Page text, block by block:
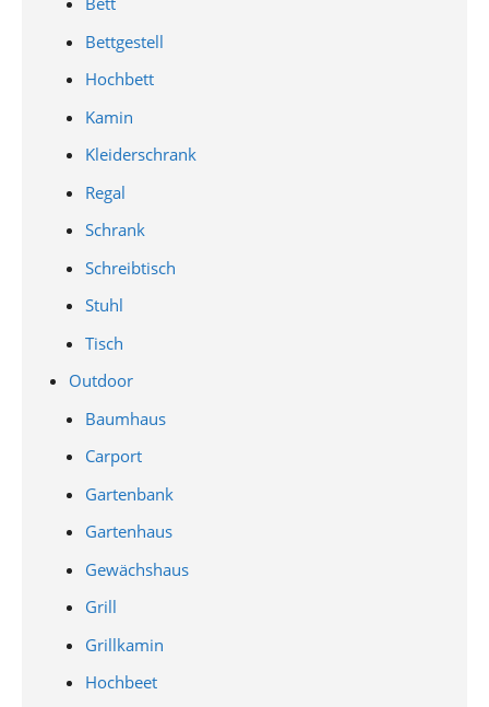
Bettgestell
Hochbett
Kamin
Kleiderschrank
Regal
Schrank
Schreibtisch
Stuhl
Tisch
Outdoor
Baumhaus
Carport
Gartenbank
Gartenhaus
Gewächshaus
Grill
Grillkamin
Hochbeet